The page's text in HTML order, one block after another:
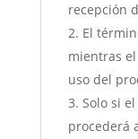
recepción
El
mientras
uso del
Solo si
procederá